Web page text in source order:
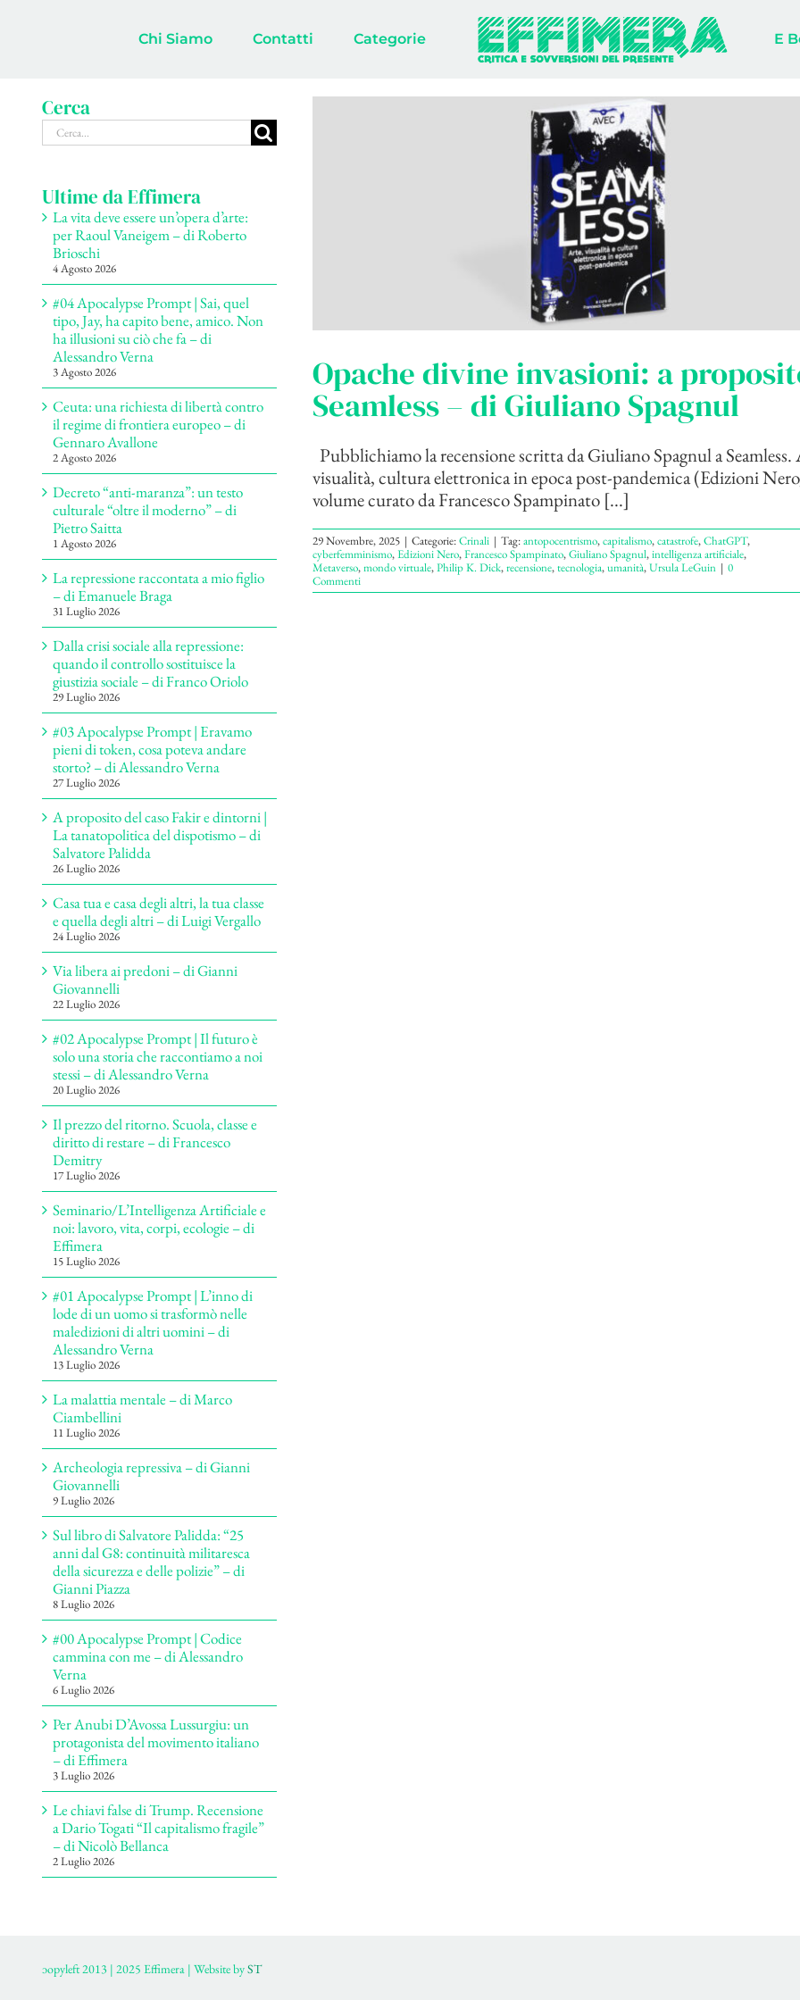
Chi Siamo Contatti Categorie E
Opache divine invasioni: a
Seamless – di Giuliano Spagnul
Pubblichiamo la recensione scritta da Giuliano Spagnul a Seamless.
visualità, cultura elettronica in epoca post-pandemica (Edizioni
volume curato da Francesco Spampinato [...]
29 Novembre, 2025 | Categorie:Crinali | Tag:antopocentrismo,capitalismo,catastrofe,ChatGPT,
cyberfemminismo,Edizioni Nero,Francesco Spampinato,Giuliano Spagnul,intelligenza artificiale,
Metaverso,mondo virtuale,Philip K. Dick,recensione,tecnologia,umanità,Ursula LeGuin | 0
Commenti
Cerca
Cerca
per:
Ultime da Effimera
La vita deve essere un’opera d’arte:
per Raoul Vaneigem – di Roberto
Brioschi
4 Agosto 2026
#04 Apocalypse Prompt | Sai, quel
tipo, Jay, ha capito bene, amico. Non
ha illusioni su ciò che fa – di
Alessandro Verna
3 Agosto 2026
Ceuta: una richiesta di libertà contro
il regime di frontiera europeo – di
Gennaro Avallone
2 Agosto 2026
Decreto “anti-maranza”: un testo
culturale “oltre il moderno” – di
Pietro Saitta
1 Agosto 2026
La repressione raccontata a mio figlio
– di Emanuele Braga
31 Luglio 2026
Dalla crisi sociale alla repressione:
quando il controllo sostituisce la
giustizia sociale – di Franco Oriolo
29 Luglio 2026
#03 Apocalypse Prompt | Eravamo
pieni di token, cosa poteva andare
storto? – di Alessandro Verna
27 Luglio 2026
A proposito del caso Fakir e dintorni |
La tanatopolitica del dispotismo – di
Salvatore Palidda
26 Luglio 2026
Casa tua e casa degli altri, la tua classe
e quella degli altri – di Luigi Vergallo
24 Luglio 2026
Via libera ai predoni – di Gianni
Giovannelli
22 Luglio 2026
#02 Apocalypse Prompt | Il futuro è
solo una storia che raccontiamo a noi
stessi – di Alessandro Verna
20 Luglio 2026
Il prezzo del ritorno. Scuola, classe e
diritto di restare – di Francesco
Demitry
17 Luglio 2026
Seminario/L’Intelligenza Artificiale e
noi: lavoro, vita, corpi, ecologie – di
Effimera
15 Luglio 2026
#01 Apocalypse Prompt | L’inno di
lode di un uomo si trasformò nelle
maledizioni di altri uomini – di
Alessandro Verna
13 Luglio 2026
La malattia mentale – di Marco
Ciambellini
11 Luglio 2026
Archeologia repressiva – di Gianni
Giovannelli
9 Luglio 2026
Sul libro di Salvatore Palidda: “25
anni dal G8: continuità militaresca
della sicurezza e delle polizie” – di
Gianni Piazza
8 Luglio 2026
#00 Apocalypse Prompt | Codice
cammina con me – di Alessandro
Verna
6 Luglio 2026
Per Anubi D’Avossa Lussurgiu: un
protagonista del movimento italiano
– di Effimera
3 Luglio 2026
Le chiavi false di Trump. Recensione
a Dario Togati “Il capitalismo fragile”
– di Nicolò Bellanca
2 Luglio 2026
ɔopyleft 2013 | 2025 Effimera | Website byST